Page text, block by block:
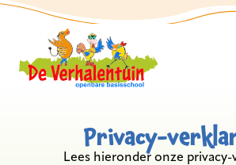
Privacy-
Lees hieronder onze privacy-